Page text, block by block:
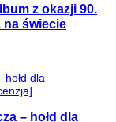
z okazji 90.
na świecie
– hołd dla